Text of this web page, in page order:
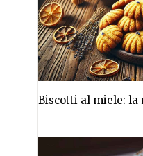
Biscotti al miele: la